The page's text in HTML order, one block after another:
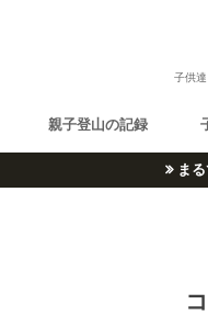
子供
親子登山の記録
ま